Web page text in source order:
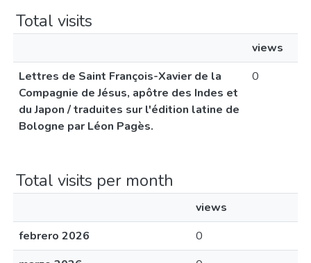
Total visits
views
Lettres de Saint François-Xavier de la
Compagnie de Jésus, apôtre des Indes et
du Japon / traduites sur l'édition latine de
Bologne par Léon Pagès.
0
Total visits per month
views
febrero 2026
0